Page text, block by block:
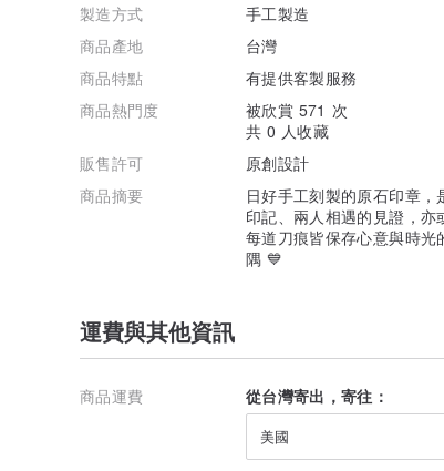
製造方式
手工製造
商品產地
台灣
商品特點
有提供客製服務
商品熱門度
被欣賞 571 次
共 0 人收藏
販售許可
原創設計
商品摘要
日好手工刻製的原石印章
印記、兩人相遇的見證，亦
每道刀痕皆保存心意與時
隅 💙
運費與其他資訊
商品運費 從台灣寄出，寄往：
美國